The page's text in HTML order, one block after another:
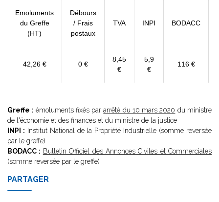
Emoluments
du Greffe
(HT)
Débours
/ Frais
postaux
TVA INPI BODACC
42,26 € 0 €
8,45
€
5,9
€
116 €
Greffe : émoluments fixés pararrêté du 10 mars 2020 du ministre
de l'économie et des finances et du ministre de la justice
INPI : Institut National de la Propriété Industrielle (somme reversée
par le greffe)
BODACC : Bulletin Officiel des Annonces Civiles et Commerciales
(somme reversée par le greffe)
PARTAGER